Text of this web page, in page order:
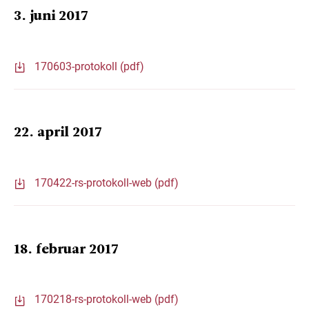
3. juni 2017
170603-protokoll (pdf)
22. april 2017
170422-rs-protokoll-web (pdf)
18. februar 2017
170218-rs-protokoll-web (pdf)